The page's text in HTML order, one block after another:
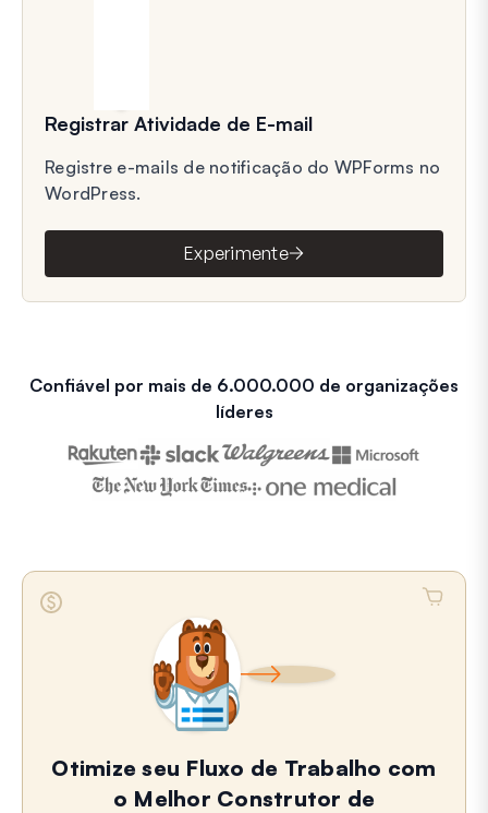
Registrar Atividade de E-mail
Registre e-mails de notificação do WPForms no
WordPress.
Experimente
Confiável por mais de 6.000.000 de organizações
líderes
Otimize seu Fluxo de Trabalho com
o Melhor Construtor de